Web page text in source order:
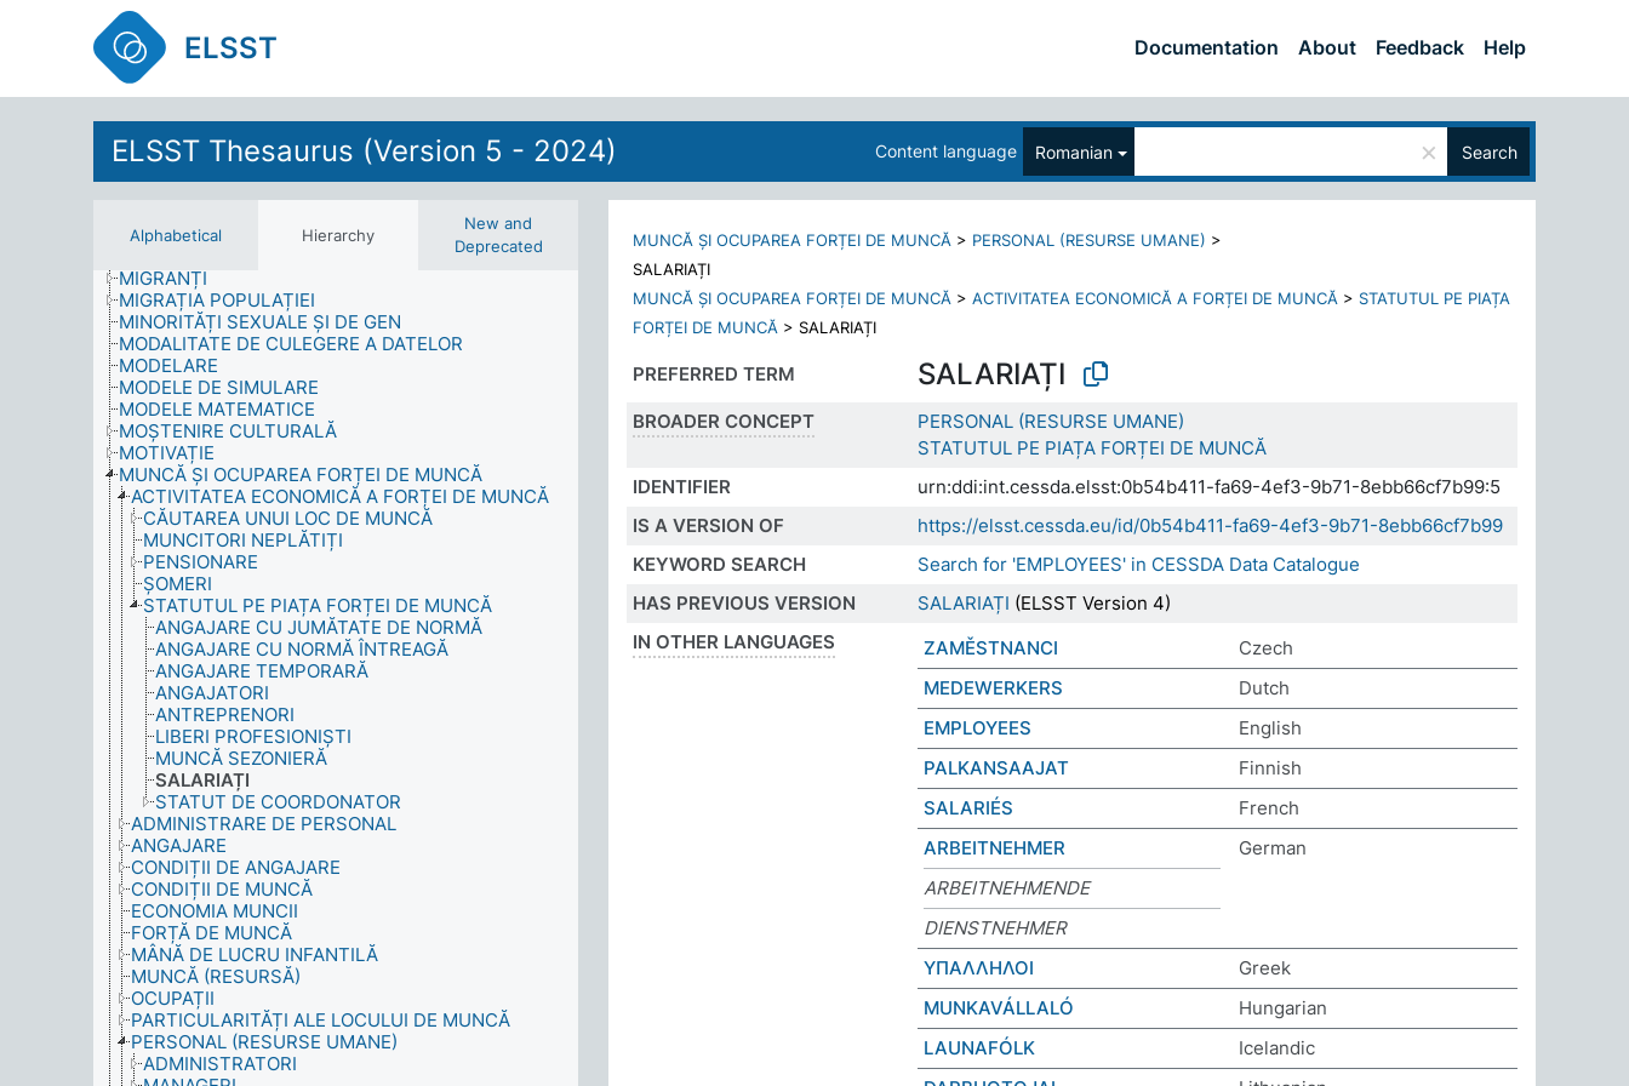
ELSST Documentation About Feedback Help
ELSST Thesaurus (Version 5 - 2024) Content language Romanian × Search
Alphabetical Hierarchy
New and
Deprecated
MĂSURĂTORI
MĂSURI POSTBELICE
MATEMATICĂ
MATERIALE DIDACTICE
MATERIALE INFORMATIVE
MEDIU
MEDIU EDUCAȚIONAL
MEDIU FAMILIAL
METODOLOGIE
METODOLOGIE DE CULEGERE A DATELOR
MIGRANȚI
MIGRAȚIA POPULAȚIEI
MINORITĂȚI SEXUALE ȘI DE GEN
MODALITATE DE CULEGERE A DATELOR
MODELARE
MODELE DE SIMULARE
MODELE MATEMATICE
MOȘTENIRE CULTURALĂ
MOTIVAȚIE
MUNCĂ ȘI OCUPAREA FORȚEI DE MUNCĂ
ACTIVITATEA ECONOMICĂ A FORȚEI DE MUNCĂ
CĂUTAREA UNUI LOC DE MUNCĂ
MUNCITORI NEPLĂTIȚI
PENSIONARE
ȘOMERI
STATUTUL PE PIAȚA FORȚEI DE MUNCĂ
ANGAJARE CU JUMĂTATE DE NORMĂ
ANGAJARE CU NORMĂ ÎNTREAGĂ
ANGAJARE TEMPORARĂ
ANGAJATORI
ANTREPRENORI
LIBERI PROFESIONIȘTI
MUNCĂ SEZONIERĂ
SALARIAȚI
STATUT DE COORDONATOR
ADMINISTRARE DE PERSONAL
ANGAJARE
CONDIȚII DE ANGAJARE
CONDIȚII DE MUNCĂ
ECONOMIA MUNCII
FORȚĂ DE MUNCĂ
MÂNĂ DE LUCRU INFANTILĂ
MUNCĂ (RESURSĂ)
OCUPAȚII
PARTICULARITĂȚI ALE LOCULUI DE MUNCĂ
PERSONAL (RESURSE UMANE)
ADMINISTRATORI
MUNCĂ ȘI OCUPAREA FORȚEI DE MUNCĂ > PERSONAL (RESURSE UMANE) >
SALARIAȚI
MUNCĂ ȘI OCUPAREA FORȚEI DE MUNCĂ > ACTIVITATEA ECONOMICĂ A FORȚEI DE MUNCĂ > STATUTUL PE PIAȚA
FORȚEI DE MUNCĂ > SALARIAȚI
PREFERRED TERM SALARIAȚI
BROADER CONCEPT
PERSONAL (RESURSE UMANE)
STATUTUL PE PIAȚA FORȚEI DE MUNCĂ
IDENTIFIER
urn:ddi:int.cessda.elsst:0b54b411-fa69-4ef3-9b71-8ebb66cf7b99:5
IS A VERSION OF
https://elsst.cessda.eu/id/0b54b411-fa69-4ef3-9b71-8ebb66cf7b99
KEYWORD SEARCH
Search for 'EMPLOYEES' in CESSDA Data Catalogue
HAS PREVIOUS VERSION
SALARIAȚI (ELSST Version 4)
IN OTHER LANGUAGES
ZAMĚSTNANCI
Czech
MEDEWERKERS
Dutch
EMPLOYEES
English
PALKANSAAJAT
Finnish
SALARIÉS
French
ARBEITNEHMER
German
ARBEITNEHMENDE
DIENSTNEHMER
ΥΠΑΛΛΗΛΟΙ
Greek
MUNKAVÁLLALÓ
Hungarian
LAUNAFÓLK
Icelandic